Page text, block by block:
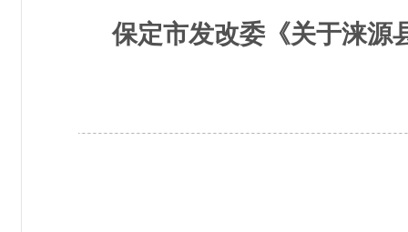
保定市发改委《关于涞源